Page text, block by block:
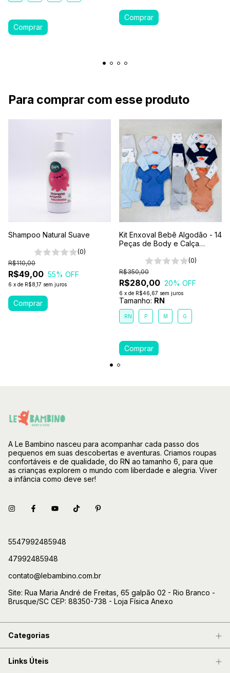
Para comprar com esse produto
Shampoo Natural Suave
(0)
R$49,00
R$110,00
55% OFF
6 x de R$8,17 sem juros
Kit Enxoval Bebê Algodão - 14
Peças de Body e Calça
(0)
R$280,00
R$350,00
20% OFF
6 x de R$46,67 sem juros
Tamanho: RN
RN P M G
A Le Bambino nasceu para acompanhar cada passo dos
pequenos em suas descobertas e aventuras. Criamos roupas
confortáveis e de qualidade, do RN ao tamanho 6, para que
as crianças explorem o mundo com liberdade e alegria. Viver
a infância como deve ser!
5547992485948
47992485948
contato@lebambino.com.br
Site: Rua Maria André de Freitas, 65 galpão 02 - Rio Branco -
Brusque/SC CEP: 88350-738 - Loja Física Anexo
Categorias
Links Úteis